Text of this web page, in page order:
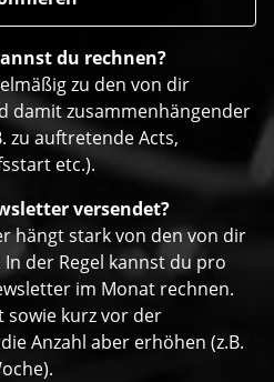
du rechnen?
zu den von dir
damit zusammenhängender
zu auftretende Acts,
etc.).
versendet?
hängt stark von den von dir
der Regel kannst du pro
im Monat rechnen.
sowie kurz vor der
Anzahl aber erhöhen (z.B.